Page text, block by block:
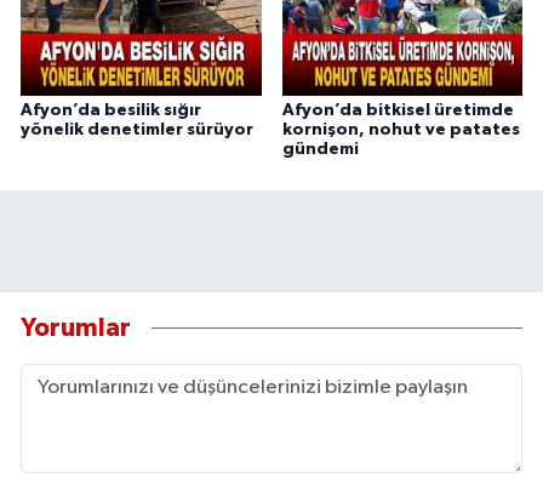
Afyon’da besilik sığır
yönelik denetimler sürüyor
Afyon’da bitkisel üretimde
kornişon, nohut ve patates
gündemi
Yorumlar